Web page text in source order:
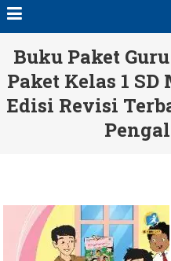
Buku Paket
Paket Kelas 1
Edisi Revisi